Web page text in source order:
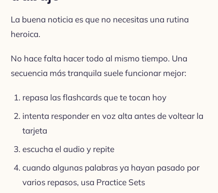
La buena noticia es que no necesitas una rutina
heroica.
No hace falta hacer todo al mismo tiempo. Una
secuencia más tranquila suele funcionar mejor:
repasa las flashcards que te tocan hoy
intenta responder en voz alta antes de voltear la
tarjeta
escucha el audio y repite
cuando algunas palabras ya hayan pasado por
varios repasos, usa Practice Sets